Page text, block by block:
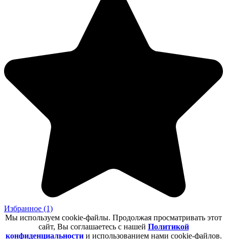
Избранное (1)
Мы используем cookie-файлы. Продолжая просматривать этот
сайт, Вы соглашаетесь с нашей Политикой
конфиденциальностии использованием нами cookie-файлов.